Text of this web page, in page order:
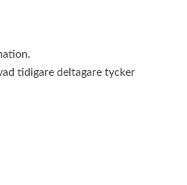
tidigare deltagare tycker